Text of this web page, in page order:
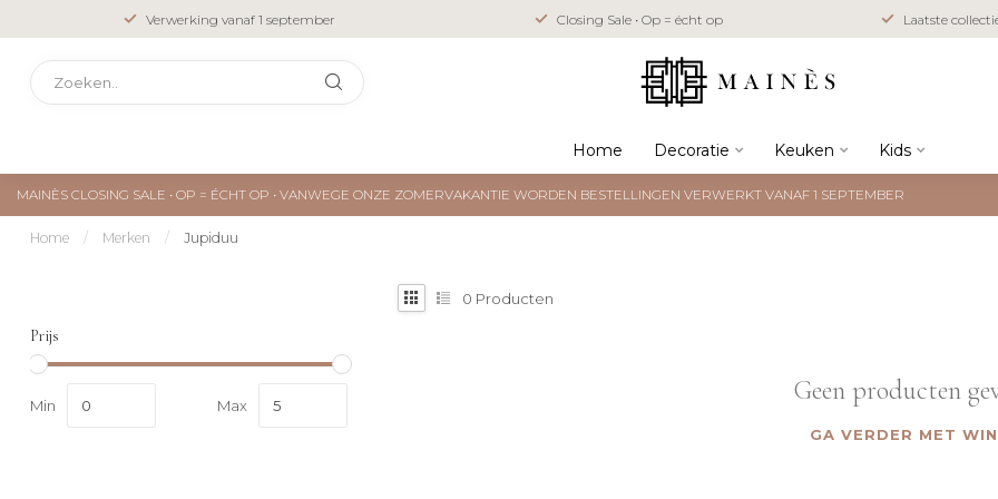
Verwerking vanaf 1 september Closing Sale • Op = écht op Laatste
Home Decoratie Keuken Kids
MAINÈS CLOSING SALE • OP = ÉCHT OP • VANWEGE ONZE ZOMERVAKANTIE WORDEN BESTELLINGEN VERWERKT VANAF 1 SEPTEMBER
Home / Merken / Jupiduu
Prijs
Min Max
0 Producten
Geen producten
GA VERDER MET